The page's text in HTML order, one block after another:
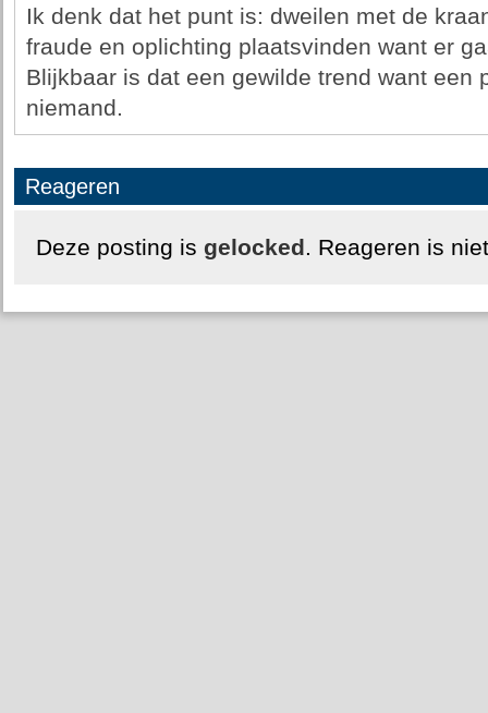
Ik denk dat het punt is: dweilen met de
fraude en oplichting plaatsvinden want er
Blijkbaar is dat een gewilde trend want een
niemand.
Reageren
Deze posting is gelocked. Reageren is